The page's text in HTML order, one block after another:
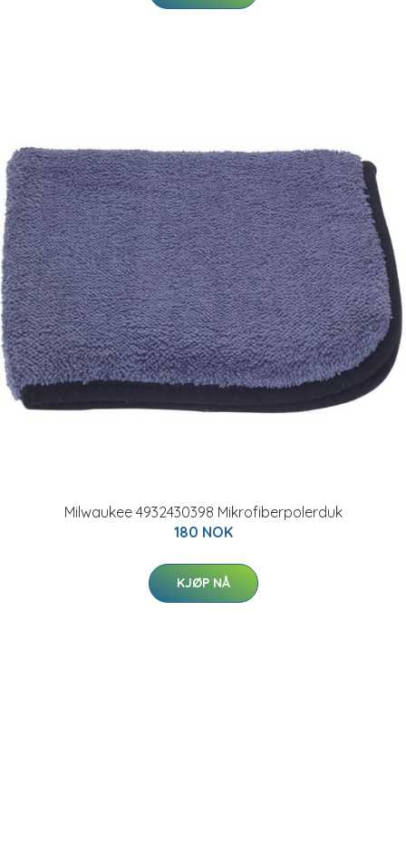
Milwaukee 4932430398 Mikrofiberpolerduk
180 NOK
KJØP NÅ